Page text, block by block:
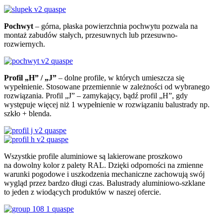
Pochwyt – górna, płaska powierzchnia pochwytu pozwala na
montaż zabudów stałych, przesuwnych lub przesuwno-
rozwiernych.
Profil „H” / „J” – dolne profile, w których umieszcza się
wypełnienie. Stosowane przemiennie w zależności od wybranego
rozwiązania. Profil „J” – zamykający, bądź profil „H”, gdy
występuje więcej niż 1 wypełnienie w rozwiązaniu balustrady np.
szkło + blenda.
Wszystkie profile aluminiowe są lakierowane proszkowo
na dowolny kolor z palety RAL. Dzięki odporności na zmienne
warunki pogodowe i uszkodzenia mechaniczne zachowują swój
wygląd przez bardzo długi czas. Balustrady aluminiowo-szklane
to jeden z wiodących produktów w naszej ofercie.